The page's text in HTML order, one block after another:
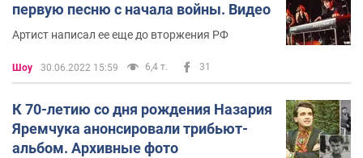
первую песню с начала войны. Видео
Артист написал ее еще до вторжения РФ
Шоу 30.06.2022 15:59 6,4 т. 31
К 70-летию со дня рождения Назария
Яремчука анонсировали трибьют-
альбом. Архивные фото